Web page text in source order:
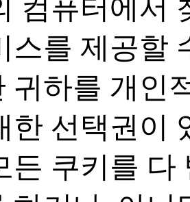
컴퓨터에서
스를 제공할
귀하를 개인
한 선택권이
든 쿠키를 다